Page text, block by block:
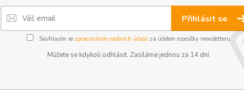
Přihlásit se
Souhlasím se zpracováním osobních údajůza účelem rozesílky newsletteru.
Můžete se kdykoli odhlásit. Zasíláme jednou za 14 dní.